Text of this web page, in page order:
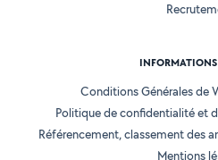
INFORMATIONS
Conditions Générales de
Politique de confidentialité et
Référencement, classement des
Mentions